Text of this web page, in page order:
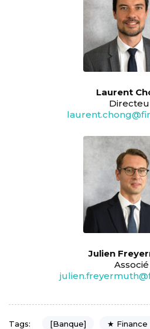
Laurent
Julien
Associé
Tags: [Banque] ★ Finance